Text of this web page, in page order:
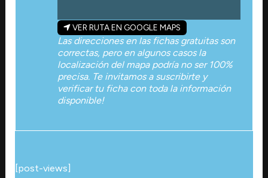
VER RUTA EN GOOGLE MAPS
Las direcciones en las fichas gratuitas son
correctas, pero en algunos casos la
localización del mapa podría no ser 100%
precisa. Te invitamos a suscribirte y
verificar tu ficha con toda la información
disponible!
[post-views]